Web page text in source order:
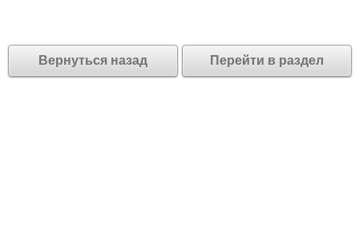
Вернуться назад Перейти в раздел